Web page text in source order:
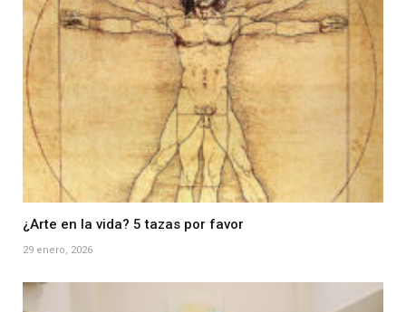
¿Arte en la vida? 5 tazas por favor
29 enero, 2026